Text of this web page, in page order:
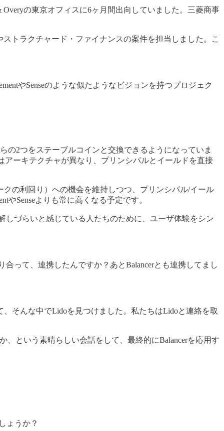
の東京オフィスに6ヶ月間出向していました。三菱商事
トラクチャード・ファイナンスの案件を担当しました。こ
やSenseのような似たようなビジョンを持つプロジェク
の2つをステーブルコインと交換できるようになっていま
ーキテクチャが異なり、プリンシパルとイールドを直接
の利回り）への機会を維持しつつ、プリンシパル/イール
Senseよりも常に高くなる予定です。
しづらいと感じている人たちのために、ユーザ体験をシン
って、連携したんですか？あとBalancerとも連携してまし
そんな中でLidoを見つけました。私たちはLidoと連絡を取
、という素晴らしい会話をして、最終的にBalancerを応用す
ょうか？